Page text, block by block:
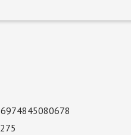
6974845080678
275